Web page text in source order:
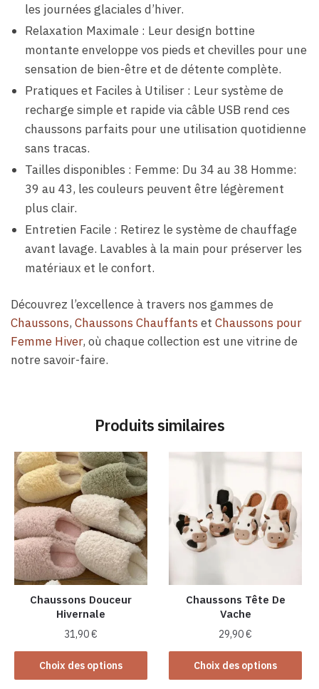
les journées glaciales d’hiver.
Relaxation Maximale : Leur design bottine
montante enveloppe vos pieds et chevilles pour une
sensation de bien-être et de détente complète.
Pratiques et Faciles à Utiliser : Leur système de
recharge simple et rapide via câble USB rend ces
chaussons parfaits pour une utilisation quotidienne
sans tracas.
Tailles disponibles : Femme: Du 34 au 38 Homme:
39 au 43, les couleurs peuvent être légèrement
plus clair.
Entretien Facile : Retirez le système de chauffage
avant lavage. Lavables à la main pour préserver les
matériaux et le confort.
Découvrez l’excellence à travers nos gammes de
Chaussons, Chaussons Chauffants et Chaussons pour
Femme Hiver, où chaque collection est une vitrine de
notre savoir-faire.
Produits similaires
Chaussons Douceur
Hivernale
31,90€
Choix des options
Ce
produit
Chaussons Tête De
Vache
29,90€
Choix des options
Ce
produit